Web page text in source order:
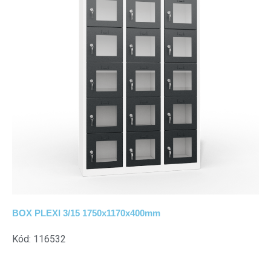
BOX PLEXI 3/15 1750x1170x400mm
Kód: 116532